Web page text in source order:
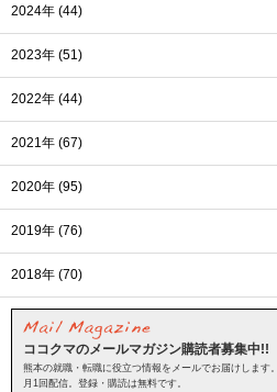
2024年 (44)
2023年 (51)
2022年 (44)
2021年 (67)
2020年 (95)
2019年 (76)
2018年 (70)
ココクマのメールマガジン購読者募集中!!
熊本の就職・転職に役立つ情報をメールでお届けします。
月1回配信。登録・購読は無料です。